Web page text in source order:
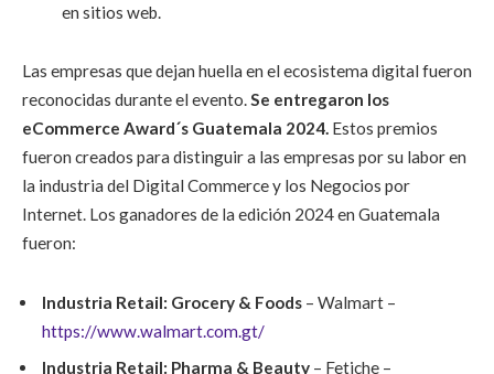
en sitios web.
Las empresas que dejan huella en el ecosistema digital fueron
reconocidas durante el evento.Se entregaron los
eCommerce Award´s Guatemala 2024. Estos premios
fueron creados para distinguir a las empresas por su labor en
la industria del Digital Commerce y los Negocios por
Internet. Los ganadores de la edición 2024 en Guatemala
fueron:
Industria Retail: Grocery & Foods – Walmart –
https://www.walmart.com.gt/
Industria Retail: Pharma & Beauty – Fetiche –